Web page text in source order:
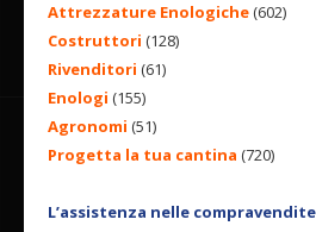
Attrezzature Enologiche(602)
Costruttori (128)
Rivenditori (61)
Enologi (155)
Agronomi (51)
Progetta la tua cantina (720)
L’assistenza nelle
© 2026 ENGINEERING BY